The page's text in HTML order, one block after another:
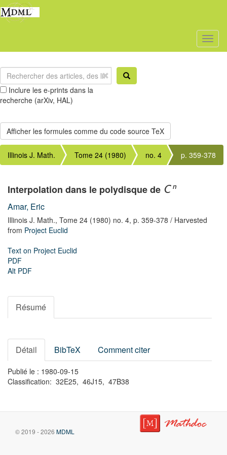
Inclure les e-prints dans la
recherche (arXiv, HAL)
Illinois J. Math. Tome 24 (1980) no. 4 p. 359-378
Interpolation dans le polydisque de C n
Amar, Eric
Illinois J. Math., Tome 24 (1980) no. 4, p. 359-378 / Harvested
from Project Euclid
Text on Project Euclid
PDF
Alt PDF
Résumé
Détail BibTeX Comment citer
Publié le : 1980-09-15
Classification: 32E25, 46J15, 47B38
© 2019 - 2026 MDML